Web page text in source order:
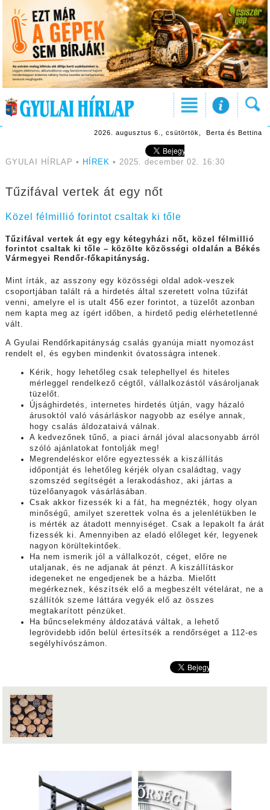
2026. augusztus 6., csütörtök, Berta és Bettina
GYULAI HÍRLAP • HÍREK • 2025. december 02. 16:30
Tűzifával vertek át egy nőt
Közel félmillió forintot csaltak ki tőle
Tűzifával vertek át egy egy kétegyházi nőt, közel félmillió
forintot csaltak ki tőle – közölte közösségi oldalán a Békés
Vármegyei Rendőr-főkapitányság.
Mint írták, az asszony egy közösségi oldal adok-veszek
csoportjában talált rá a hirdetés által szeretett volna tűzifát
venni, amelyre el is utalt 456 ezer forintot, a tüzelőt azonban
nem kapta meg az ígért időben, a hirdető pedig elérhetetlenné
vált.
A Gyulai Rendőrkapitányság csalás gyanúja miatt nyomozást
rendelt el, és egyben mindenkit óvatosságra intenek.
Kérik, hogy lehetőleg csak telephellyel és hiteles
mérleggel rendelkező cégtől, vállalkozástól vásároljanak
tüzelőt.
Újsághirdetés, internetes hirdetés útján, vagy házaló
árusoktól való vásárláskor nagyobb az esélye annak,
hogy csalás áldozataivá válnak.
A kedvezőnek tűnő, a piaci árnál jóval alacsonyabb árról
szóló ajánlatokat fontolják meg!
Megrendeléskor előre egyeztessék a kiszállítás
időpontját és lehetőleg kérjék olyan családtag, vagy
szomszéd segítségét a lerakodáshoz, aki jártas a
tüzelőanyagok vásárlásában.
Csak akkor fizessék ki a fát, ha megnézték, hogy olyan
minőségű, amilyet szerettek volna és a jelenlétükben le
is mérték az átadott mennyiséget. Csak a lepakolt fa árát
fizessék ki. Amennyiben az eladó előleget kér, legyenek
nagyon körültekintőek.
Ha nem ismerik jól a vállalkozót, céget, előre ne
utaljanak, és ne adjanak át pénzt. A kiszállításkor
idegeneket ne engedjenek be a házba. Mielőtt
megérkeznek, készítsék elő a megbeszélt vételárat, ne a
szállítók szeme láttára vegyék elő az összes
megtakarított pénzüket.
Ha bűncselekmény áldozatává váltak, a lehető
legrövidebb időn belül értesítsék a rendőrséget a 112-es
segélyhívószámon.